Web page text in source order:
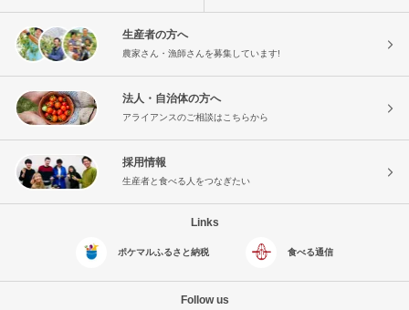
生産者の方へ
農家さん・漁師さんを募集しています!
法人・自治体の方へ
アライアンスのご相談はこちらから
採用情報
生産者と食べる人をつなぎたい
Links
ポケマルふるさと納税 食べる通信
Follow us